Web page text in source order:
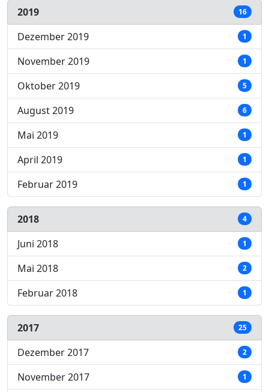
2019 16
Dezember 2019 1
November 2019 1
Oktober 2019 5
August 2019 6
Mai 2019 1
April 2019 1
Februar 2019 1
2018 4
Juni 2018 1
Mai 2018 2
Februar 2018 1
2017 25
Dezember 2017 2
November 2017 1